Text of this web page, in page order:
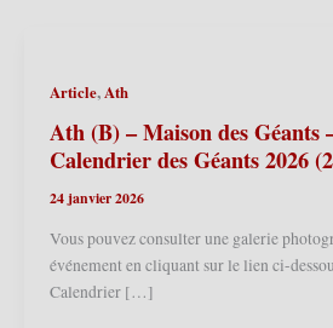
Article,Ath
Ath (B) – Maison des Géants
Calendrier des Géants 2026
24 janvier 2026
Vous pouvez consulter une galerie
événement en cliquant sur le lien ci-
Calendrier […]